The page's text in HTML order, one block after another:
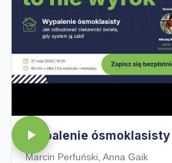
Wypalenie ósmoklasisty
Marcin Perfuński, Anna Gaik